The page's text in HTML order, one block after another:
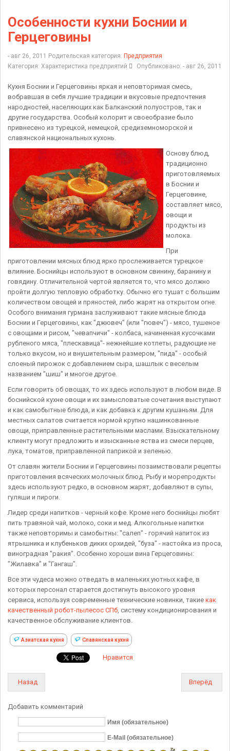
Особенности кухни Боснии и
Герцеговины
- авг 26, 2011 Родительская категория: Предприятия
Категория: Характеристика предприятий Опубликовано: - авг 26, 2011
Кухня Боснии и Герцеговины яркая и неповторимая смесь,
вобравшая в себя лучшие традиции и вкусовые предпочтения
народностей, населяющих как Балканский полуостров, так и
другие государства. Особый колорит и своеобразие было
привнесено из турецкой, немецкой, средиземноморской и
славянской национальных кухонь.
Основу блюд,
традиционно
приготовляемых
в Боснии и
Герцеговине,
составляет мясо,
овощи и
продукты из
молока.
При
приготовлении мясных блюд ярко прослеживается турецкое
влияние. Боснийцы используют в основном свинину, баранину и
говядину. Отличительной чертой является то, что мясо должно
пройти долгую тепловую обработку. Обычно его тушат с большим
количеством овощей и пряностей, либо жарят на открытом огне.
Особого внимания гурмана заслуживают такие мясные блюда
Боснии и Герцеговины, как "джювеч" (или "гювеч") - мясо, тушеное
с овощами и рисом, "чевапчичи" - колбаса, начиненная кусочками
рубленого мяса, "плескавица"- нежнейшие котлеты, радующие не
только вкусом, но и внушительным размером, "пида" - особый
слоеный пирожок с добавлением сыра, шашлык с веселым
названием "шиш" и многое другое.
Если говорить об овощах, то их здесь используют в любом виде. В
боснийской кухне овощи и их замысловатые сочетания выступают
и как самобытные блюда, и как добавка к другим кушаньям. Для
местных салатов считается нормой крупно нашинкованные
овощи, приправленные растительными маслами. Взыскательному
клиенту могут предложить и изысканные яства из смеси перцев,
лука, томатов, приправленной паприкой и зеленью.
От славян жители Боснии и Герцеговины позаимствовали рецепты
приготовления всяческих молочных блюд. Рыбу и морепродукты
здесь используют редко, в основном жарят, добавляют в супы,
гуляши и пироги.
Лидер среди напитков - черный кофе. Кроме него боснийцы любят
пить травяной чай, молоко, соки и мед. Алкогольные напитки
также неповторимы и самобытны: "салеп" - горячий напиток из
ятрышника и клубеньков диких орхидей, "буза" - настойка из проса,
виноградная "ракия". Особенно хороши вина Герцеговины:
"Жилавка" и "Гангаш".
Все эти чудеса можно отведать в маленьких уютных кафе, в
которых персонал старается достигнуть высокого уровня
сервиса, используя современные технические новинки, такие как
качественный робот-пылесос СПб, систему кондиционирования и
качественное обслуживание клиентов.
Азиатская кухня Славянская кухня
Нравится
Назад Вперёд
Добавить комментарий
Имя (обязательное)
E-Mail (обязательное)